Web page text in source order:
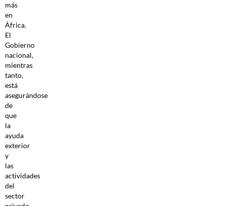
más
en
África.
El
Gobierno
nacional,
mientras
tanto,
está
asegurándose
de
que
la
ayuda
exterior
y
las
actividades
del
sector